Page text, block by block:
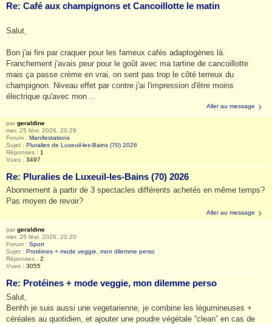
Re: Café aux champignons et Cancoillotte le matin
Salut,
Bon j'ai fini par craquer pour les fameux cafés adaptogènes là.
Franchement j'avais peur pour le goût avec ma tartine de cancoillotte
mais ça passe crème en vrai, on sent pas trop le côté terreux du
champignon. Niveau effet par contre j'ai l'impression d'être moins
électrique qu'avec mon ...
Aller au message
par geraldine
mer. 25 févr. 2026, 20:29
Forum : Manifestations
Sujet : Pluralies de Luxeuil-les-Bains (70) 2026
Réponses : 1
Vues : 3497
Re: Pluralies de Luxeuil-les-Bains (70) 2026
Abonnement à partir de 3 spectacles différents achetés en même temps?
Pas moyen de revoir?
Aller au message
par geraldine
mer. 25 févr. 2026, 20:20
Forum : Sport
Sujet : Protéines + mode veggie, mon dilemme perso
Réponses : 2
Vues : 3055
Re: Protéines + mode veggie, mon dilemme perso
Salut,
Benhh je suis aussi une vegetarienne, je combine les légumineuses +
céréales au quotidien, et ajouter une poudre végétale “clean” en cas de